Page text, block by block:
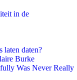
in de
laten daten?
Burke
Was Never Really